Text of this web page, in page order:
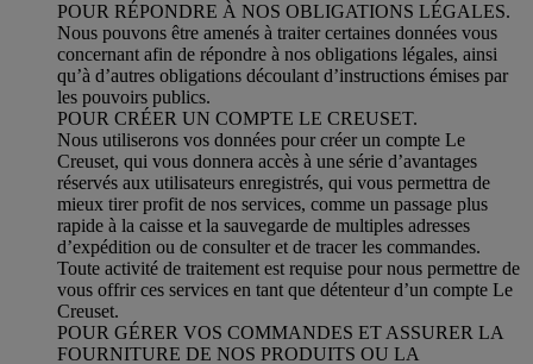
POUR RÉPONDRE À NOS OBLIGATIONS LÉGALES.
Nous pouvons être amenés à traiter certaines données vous
concernant afin de répondre à nos obligations légales, ainsi
qu’à d’autres obligations découlant d’instructions émises par
les pouvoirs publics.
POUR CRÉER UN COMPTE LE CREUSET.
Nous utiliserons vos données pour créer un compte Le
Creuset, qui vous donnera accès à une série d’avantages
réservés aux utilisateurs enregistrés, qui vous permettra de
mieux tirer profit de nos services, comme un passage plus
rapide à la caisse et la sauvegarde de multiples adresses
d’expédition ou de consulter et de tracer les commandes.
Toute activité de traitement est requise pour nous permettre de
vous offrir ces services en tant que détenteur d’un compte Le
Creuset.
POUR GÉRER VOS COMMANDES ET ASSURER LA
FOURNITURE DE NOS PRODUITS OU LA